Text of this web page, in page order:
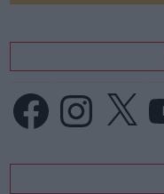
FacebookInstagram
X